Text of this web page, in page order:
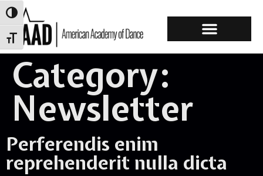
Toggle High Contrast
Toggle Font size
Category:
Newsletter
Perferendis enim
reprehenderit nulla dicta